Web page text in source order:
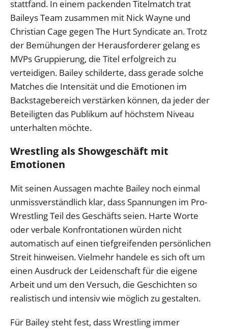
stattfand. In einem packenden Titelmatch trat
Baileys Team zusammen mit Nick Wayne und
Christian Cage gegen The Hurt Syndicate an. Trotz
der Bemühungen der Herausforderer gelang es
MVPs Gruppierung, die Titel erfolgreich zu
verteidigen. Bailey schilderte, dass gerade solche
Matches die Intensität und die Emotionen im
Backstagebereich verstärken können, da jeder der
Beteiligten das Publikum auf höchstem Niveau
unterhalten möchte.
Wrestling als Showgeschäft mit
Emotionen
Mit seinen Aussagen machte Bailey noch einmal
unmissverständlich klar, dass Spannungen im Pro-
Wrestling Teil des Geschäfts seien. Harte Worte
oder verbale Konfrontationen würden nicht
automatisch auf einen tiefgreifenden persönlichen
Streit hinweisen. Vielmehr handele es sich oft um
einen Ausdruck der Leidenschaft für die eigene
Arbeit und um den Versuch, die Geschichten so
realistisch und intensiv wie möglich zu gestalten.
Für Bailey steht fest, dass Wrestling immer